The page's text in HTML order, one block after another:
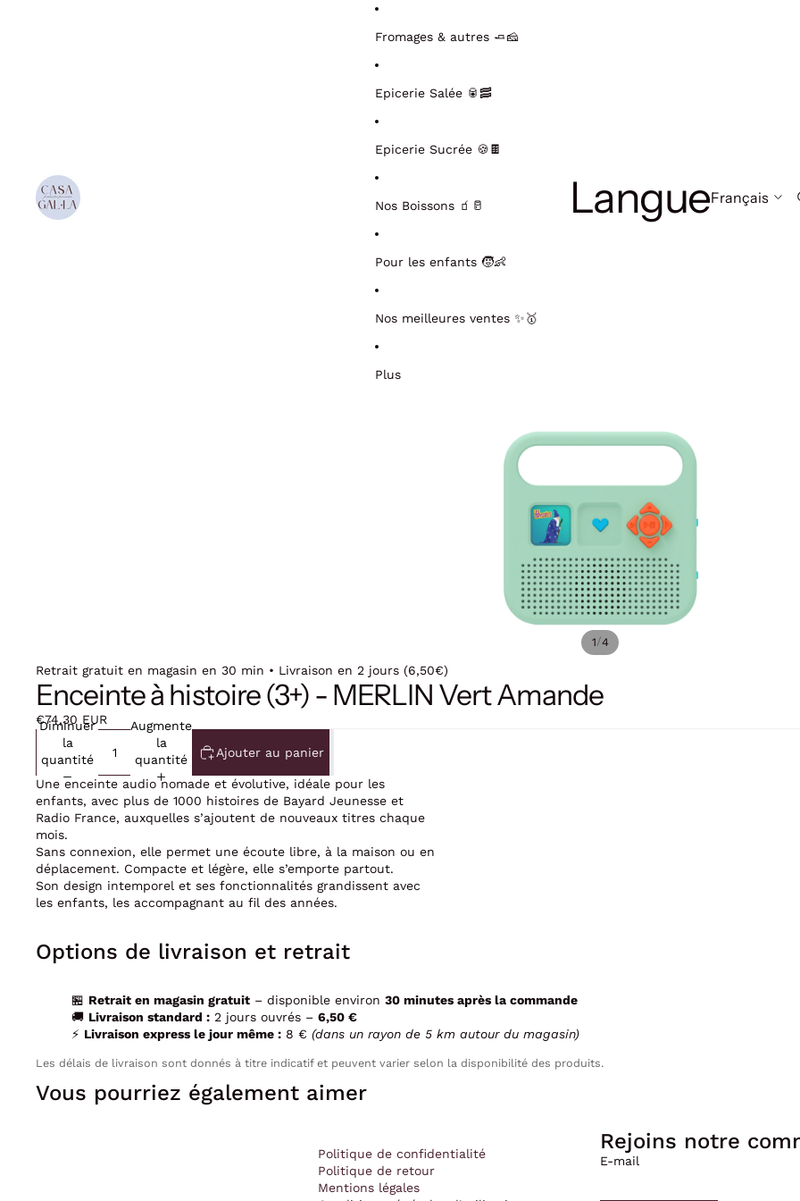
Fromages & autres 🧈🧀
Epicerie Salée 🥫🥓
Epicerie Sucrée 🍪🍫
Nos Boissons 🧃🥛
Pour les enfants 🧒👶
Nos meilleures ventes ✨🥇
Plus
Langue
1/4
Retrait gratuit en magasin en 30 min • Livraison en 2 jours (6,50€)
Enceinte à histoire (3+) - MERLIN Vert Amande
€74,30 EUR
Diminuer
la
quantité
Augmenter
la
quantité
Ajouter au panier
Une enceinte audio nomade et évolutive, idéale pour les
enfants, avec plus de 1000 histoires de Bayard Jeunesse et
Radio France, auxquelles s’ajoutent de nouveaux titres chaque
mois.
Sans connexion, elle permet une écoute libre, à la maison ou en
déplacement. Compacte et légère, elle s’emporte partout.
Son design intemporel et ses fonctionnalités grandissent avec
les enfants, les accompagnant au fil des années.
Options de livraison et retrait
🏪 Retrait en magasin gratuit – disponible environ 30 minutes après la commande
🚚 Livraison standard : 2 jours ouvrés – 6,50 €
⚡ Livraison express le jour même : 8 € (dans un rayon de 5 km autour du magasin)
Les délais de livraison sont donnés à titre indicatif et peuvent varier selon la disponibilité des produits.
Vous pourriez également aimer
Politique de confidentialité
Politique de retour
Mentions légales
Rejoins notre
E-mail